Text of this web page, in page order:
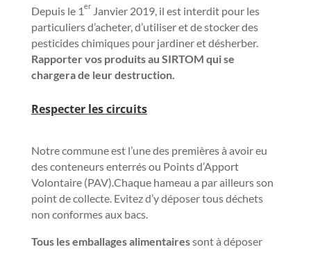
Depuis le 1er Janvier 2019, il est interdit pour les
particuliers d’acheter, d’utiliser et de stocker des
pesticides chimiques pour jardiner et désherber.
Rapporter vos produits au SIRTOM qui se
chargera de leur destruction.
Respecter les circuits
Notre commune est l’une des premières à avoir eu
des conteneurs enterrés ou Points d’Apport
Volontaire (PAV).Chaque hameau a par ailleurs son
point de collecte. Evitez d’y déposer tous déchets
non conformes aux bacs.
Tous les emballages alimentairessont à déposer